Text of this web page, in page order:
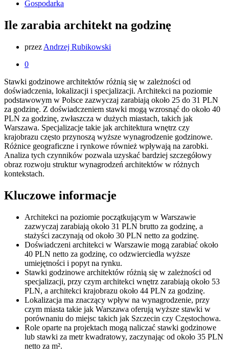
Gospodarka
Ile zarabia architekt na godzinę
przez Andrzej Rubikowski
0
Stawki godzinowe architektów różnią się w zależności od
doświadczenia, lokalizacji i specjalizacji. Architekci na poziomie
podstawowym w Polsce zazwyczaj zarabiają około 25 do 31 PLN
za godzinę. Z doświadczeniem stawki mogą wzrosnąć do około 40
PLN za godzinę, zwłaszcza w dużych miastach, takich jak
Warszawa. Specjalizacje takie jak architektura wnętrz czy
krajobrazu często przynoszą wyższe wynagrodzenie godzinowe.
Różnice geograficzne i rynkowe również wpływają na zarobki.
Analiza tych czynników pozwala uzyskać bardziej szczegółowy
obraz rozwoju struktur wynagrodzeń architektów w różnych
kontekstach.
Kluczowe informacje
Architekci na poziomie początkującym w Warszawie
zazwyczaj zarabiają około 31 PLN brutto za godzinę, a
stażyści zaczynają od około 30 PLN netto za godzinę.
Doświadczeni architekci w Warszawie mogą zarabiać około
40 PLN netto za godzinę, co odzwierciedla wyższe
umiejętności i popyt na rynku.
Stawki godzinowe architektów różnią się w zależności od
specjalizacji, przy czym architekci wnętrz zarabiają około 53
PLN, a architekci krajobrazu około 44 PLN za godzinę.
Lokalizacja ma znaczący wpływ na wynagrodzenie, przy
czym miasta takie jak Warszawa oferują wyższe stawki w
porównaniu do miejsc takich jak Szczecin czy Częstochowa.
Role oparte na projektach mogą naliczać stawki godzinowe
lub stawki za metr kwadratowy, zaczynając od około 35 PLN
netto za m².